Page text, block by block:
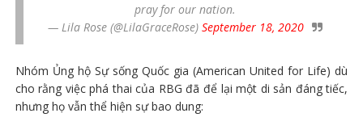
pray for our nation.
— Lila Rose (@LilaGraceRose)September 18, 2020
Nhóm Ủng hộ Sự sống Quốc gia (American United for Life) dù
cho rằng việc phá thai của RBG đã để lại một di sản đáng tiếc,
nhưng họ vẫn thể hiện sự bao dung: